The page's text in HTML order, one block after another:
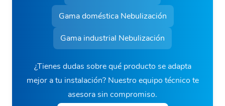
Gama doméstica Nebulización
Gama industrial Nebulización
¿Tienes dudas sobre qué producto se adapta
mejor a tu instalación? Nuestro equipo técnico te
asesora sin compromiso.